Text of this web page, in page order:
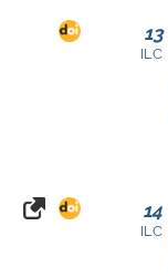
13
ILC
14
ILC